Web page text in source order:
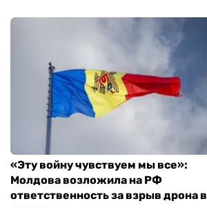
«Эту войну чувствуем мы все»:
Молдова возложила на РФ
ответственность за взрыв дрона в